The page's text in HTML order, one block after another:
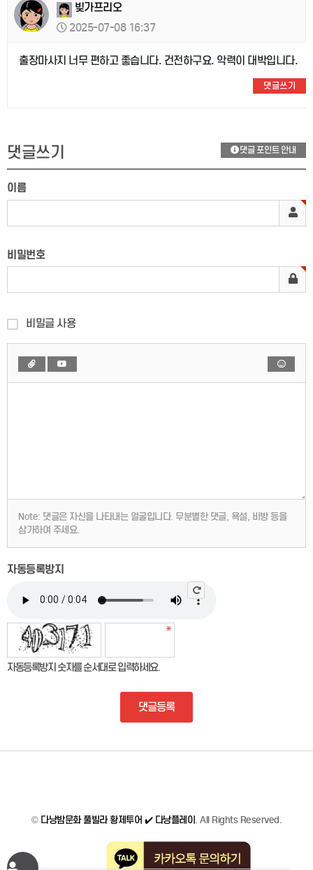
빚가프리오
2025-07-08 16:37
출장마사지 너무 편하고 좋습니다. 건전하구요. 악력이 대박입니다.
댓글쓰기
댓글쓰기 댓글 포인트 안내
이름
비밀번호
비밀글 사용
Note: 댓글은 자신을 나타내는 얼굴입니다. 무분별한 댓글, 욕설, 비방 등을
삼가하여 주세요.
자동등록방지
자동등록방지 숫자를 순서대로 입력하세요.
댓글등록
© 다낭밤문화 풀빌라 황제투어 ✔️ 다낭플레이 . All Rights Reserved.